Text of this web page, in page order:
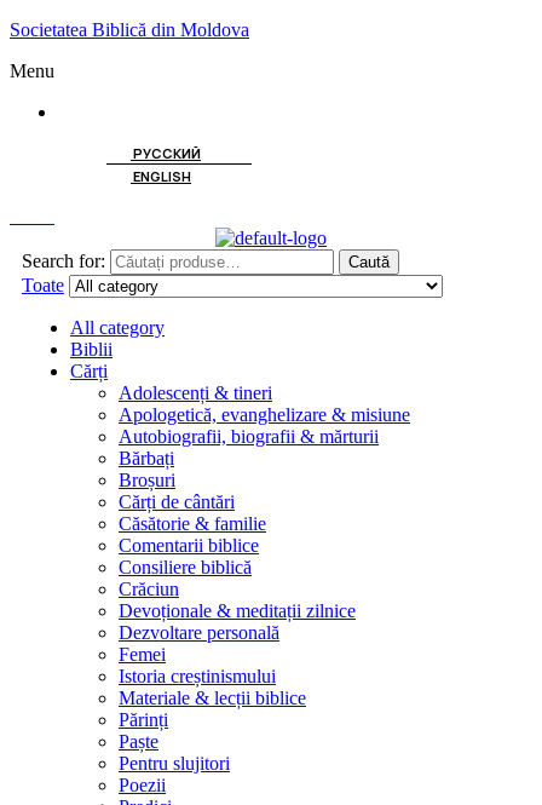
Societatea Biblică din Moldova
Menu
РУССКИЙ
ENGLISH
Search for: Caută
Toate
All category
Biblii
Cărți
Adolescenți & tineri
Apologetică, evanghelizare & misiune
Autobiografii, biografii & mărturii
Bărbați
Broșuri
Cărți de cântări
Căsătorie & familie
Comentarii biblice
Consiliere biblică
Crăciun
Devoționale & meditații zilnice
Dezvoltare personală
Femei
Istoria creștinismului
Materiale & lecții biblice
Părinți
Paște
Pentru slujitori
Poezii